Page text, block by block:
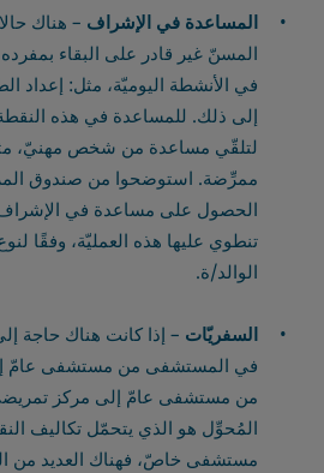
المساعدة في الإشراف – هناك
المسنّ غير قادر على البقاء
في الأنشطة اليوميّة، مثل: إعداد
إلى ذلك. للمساعدة في هذه
لتلقّي مساعدة من شخص مهنيّ،
ممرِّضة. استوضحوا من صندوق
الحصول على مساعدة في الإشراف
تنطوي عليها هذه العمليّة، وفقًا
الوالد/ة.
السفريّات – إذا كانت هناك حاجة
في المستشفى من مستشفى عامّ
من مستشفى عامّ إلى مركز
المُحوِّل هو الذي يتحمّل تكاليف
مستشفى خاصّ، فهناك العديد من